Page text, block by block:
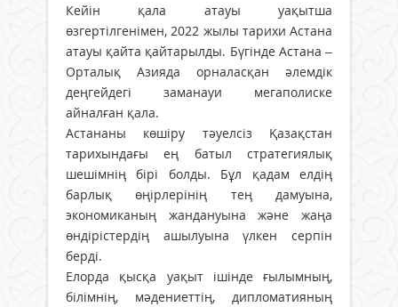
Кейін қала атауы уақытша
өзгертілгенімен, 2022 жылы тарихи Астана
атауы қайта қайтарылды. Бүгінде Астана –
Орталық Азияда орналасқан әлемдік
деңгейдегі заманауи мегаполиске
айналған қала.
Астананы көшіру тәуелсіз Қазақстан
тарихындағы ең батыл стратегиялық
шешімнің бірі болды. Бұл қадам елдің
барлық өңірлерінің тең дамуына,
экономиканың жандануына және жаңа
өндірістердің ашылуына үлкен серпін
берді.
Елорда қысқа уақыт ішінде ғылымның,
білімнің, мәдениеттің, дипломатияның